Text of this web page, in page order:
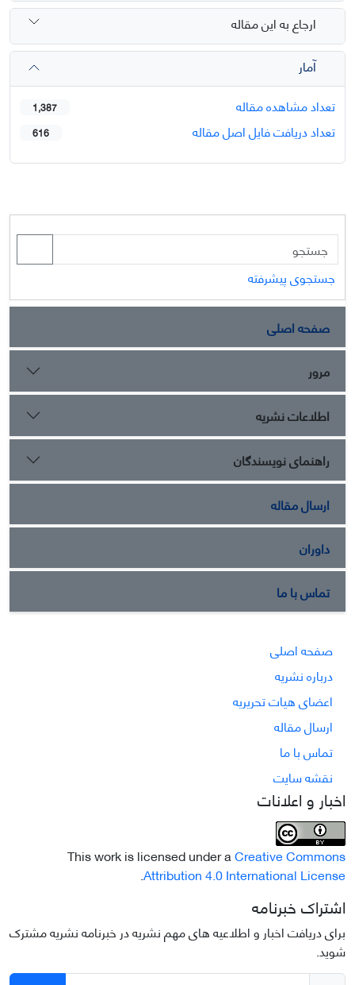
ارجاع به این مقاله
آمار
تعداد مشاهده مقاله
1,387
تعداد دریافت فایل اصل مقاله 616
جستجوی پیشرفته
صفحه اصلی
مرور
اطلاعات نشریه
راهنمای نویسندگان
ارسال مقاله
داوران
تماس با ما
صفحه اصلی
درباره نشریه
اعضای هیات تحریریه
ارسال مقاله
تماس با ما
نقشه سایت
اخبار و اعلانات
This work is licensed under aCreative Commons
Attribution 4.0 International License
.
اشتراک خبرنامه
برای دریافت اخبار و اطلاعیه های مهم نشریه در خبرنامه نشریه مشترک
شوید.